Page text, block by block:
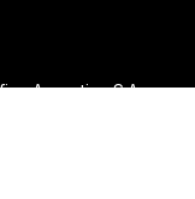
Argentina S.A.